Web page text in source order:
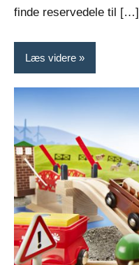
finde reservedele til […]
Læs videre